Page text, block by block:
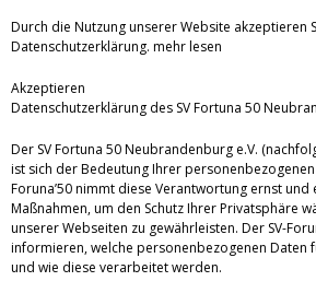
Durch die Nutzung unserer Website akzeptieren
Datenschutzerklärung. mehr lesen
Akzeptieren
Datenschutzerklärung des SV Fortuna 50
Der SV Fortuna 50 Neubrandenburg e.V.
ist sich der Bedeutung Ihrer personenbezogenen
Foruna’50 nimmt diese Verantwortung ernst
Maßnahmen, um den Schutz Ihrer Privatsphäre
unserer Webseiten zu gewährleisten. Der SV-
informieren, welche personenbezogenen Daten
und wie diese verarbeitet werden.